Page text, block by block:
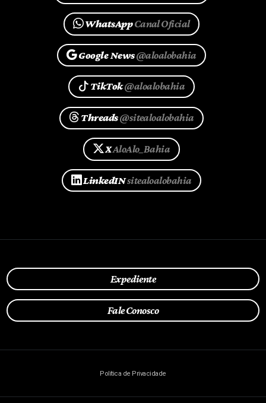
WhatsAppCanal Oficial
Google News@aloalobahia
TikTok@aloalobahia
Threads@sitealoalobahia
XAloAlo_Bahia
LinkedINsitealoalobahia
Expediente
Fale Conosco
Política de Privacidade